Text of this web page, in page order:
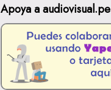
Apoya a audiovisual.pe